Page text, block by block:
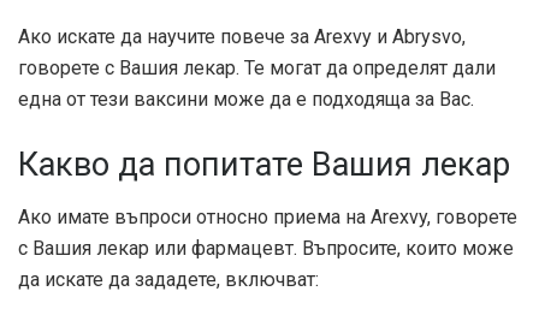
Ако искате да научите повече за Arexvy и Abrysvo,
говорете с Вашия лекар. Те могат да определят дали
една от тези ваксини може да е подходяща за Вас.
Какво да попитате Вашия лекар
Ако имате въпроси относно приема на Arexvy, говорете
с Вашия лекар или фармацевт. Въпросите, които може
да искате да зададете, включват: